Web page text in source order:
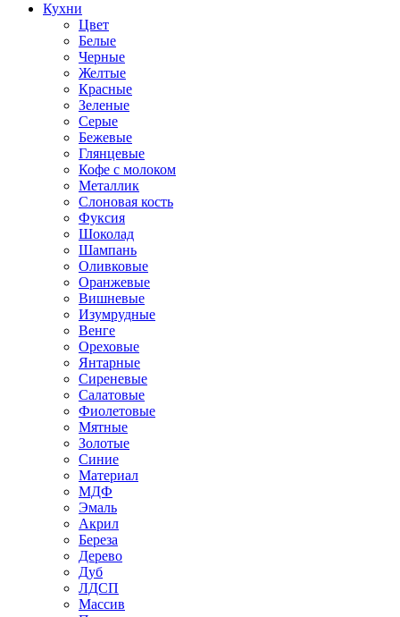
Кухни
Цвет
Белые
Черные
Желтые
Красные
Зеленые
Серые
Бежевые
Глянцевые
Кофе с молоком
Металлик
Слоновая кость
Фуксия
Шоколад
Шампань
Оливковые
Оранжевые
Вишневые
Изумрудные
Венге
Ореховые
Янтарные
Сиреневые
Салатовые
Фиолетовые
Мятные
Золотые
Синие
Материал
МДФ
Эмаль
Акрил
Береза
Дерево
Дуб
ЛДСП
Массив